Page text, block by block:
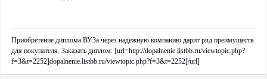
Приобретение диплома ВУЗа через надежную компанию дарит ряд преимуществ
для покупателя. Заказать диплом: [url=http://dopalnenie.listbb.ru/viewtopic.php?
f=3&t=2252]dopalnenie.listbb.ru/viewtopic.php?f=3&t=2252[/url]